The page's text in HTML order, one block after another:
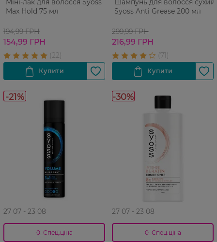
Міні-лак для волосся Syoss
Max Hold 75 мл
194,99 ГРН
154,99 ГРН
Шампунь для волосся сухий
Syoss Anti Grease 200 мл
299,99 ГРН
216,99 ГРН
-21%
27 07 - 23 08
0_Спец.ціна
-30%
27 07 - 23 08
0_Спец.ціна